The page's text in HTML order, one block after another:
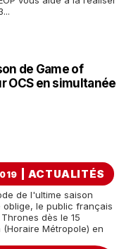
de Game of
OCS en simultanée
ACTUALITÉS
de l'ultime saison
oblige, le public français
dès le 15
Métropole) en